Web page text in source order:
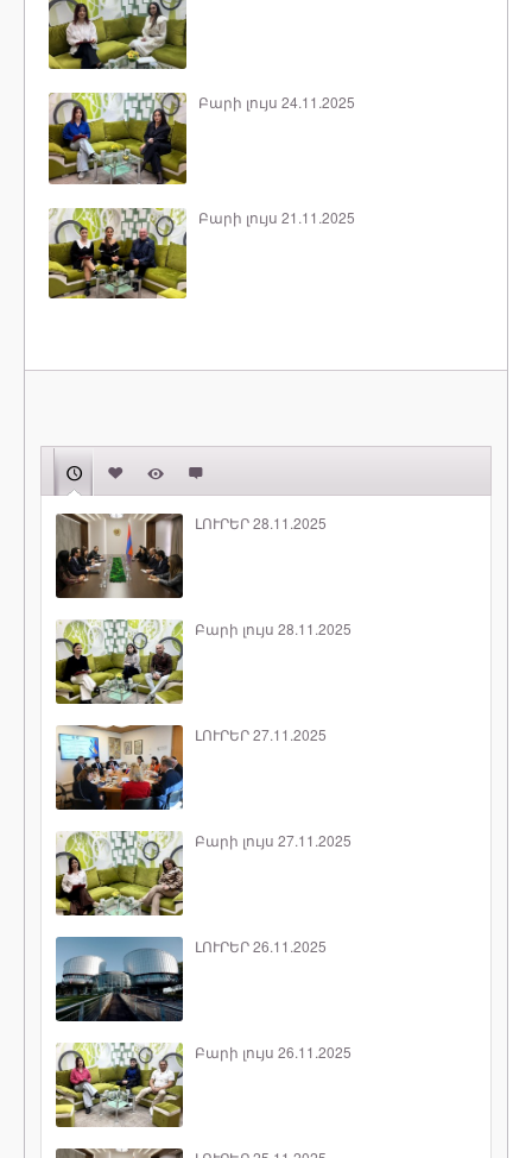
Բարի լույս 24.11.2025
Բարի լույս 21.11.2025
ԼՈՒՐԵՐ 28.11.2025
Բարի լույս 28.11.2025
ԼՈՒՐԵՐ 27.11.2025
Բարի լույս 27.11.2025
ԼՈՒՐԵՐ 26.11.2025
Բարի լույս 26.11.2025